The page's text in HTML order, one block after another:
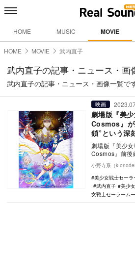
HOME MUSIC MOVIE
HOME MOVIE 武内直子
武内直子の記事・ニュース・画
武内直子の記事・ニュース・画像一覧で
映画
劇場版『美
Cosmos』
鎖”という深
劇場版『美少
Cosmos』前後
からのTV、配
士セーラ…
小野寺系（
美少女戦士セーラ
武内直子
美少
女戦士セーラーム